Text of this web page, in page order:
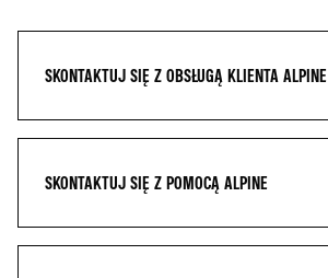
SKONTAKTUJ SIĘ Z OBSŁUGĄ KLIENTA ALPINE
SKONTAKTUJ SIĘ Z POMOCĄ ALPINE